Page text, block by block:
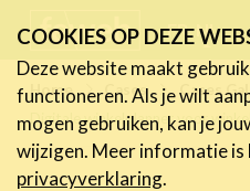
links
Jump
to
navigation
FR NL
Home Cases
Cases
Digitale winkelplanner voor
COOKIES OP DEZE
Deze website maakt
functioneren. Als je wilt
mogen gebruiken, kan je
wijzigen. Meer informatie is
privacyverklaring.